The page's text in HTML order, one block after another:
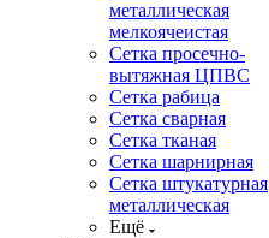
металлическая
мелкоячеистая
Сетка просечно-
вытяжная ЦПВС
Сетка рабица
Сетка сварная
Сетка тканая
Сетка шарнирная
Сетка штукатурная
металлическая
Ещё